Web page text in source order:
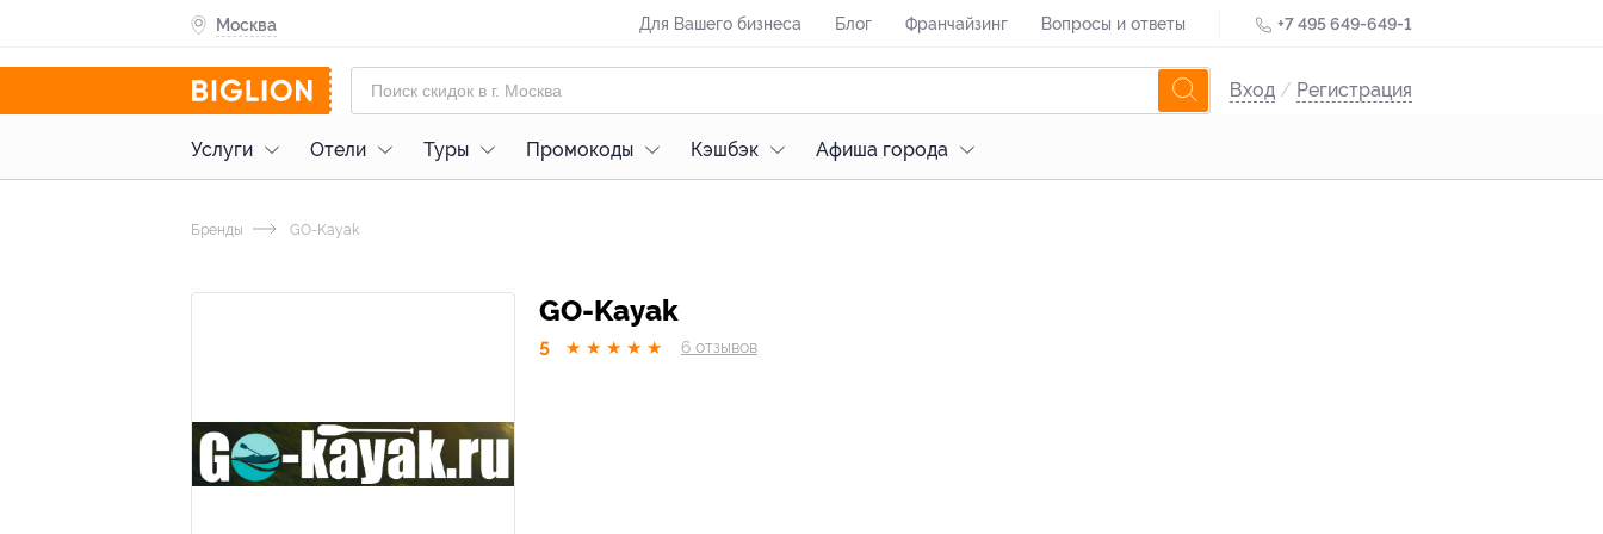
Москва Для Вашего бизнеса Блог Франчайзинг Вопросы и ответы +7 495 649-649-1
Вход / Регистрация
Услуги Отели Туры Промокоды Кэшбэк Афиша города
Бренды GO-Kayak
GO-Kayak
5 ★ ★ ★ ★ ★ 6 отзывов